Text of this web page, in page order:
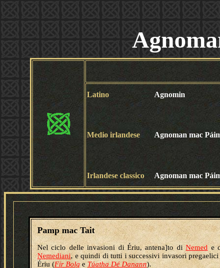
Latino Agnomin
Medio irlandese Agnoman mac
Irlandese classico Agnoman mac
Pamp mac Tait
Nel ciclo delle invasioni di Ériu, antena]to diNemede
Nemediani, e quindi di tutti i successivi invasori
Ériu (Fir BolgeTúatha Dé Danann).